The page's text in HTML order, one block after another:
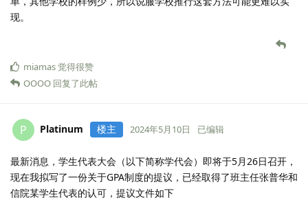
现。
miamas觉得很赞
OOOO 回复了此帖
P Platinum 楼主 2024年5月10日 已编辑
最新消息，学生代表大会（以下简称学代会）即将于5月26日召开，
现在我拟写了一份关于GPA制度的提议，已经取得了班主任张普华和
信院某学生代表的认可，提议文件如下